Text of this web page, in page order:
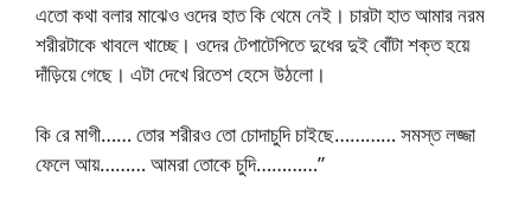
এতো কথা বলার মাঝেও ওদের হাত কি থেমে নেই। চারটা হাত আমার নরম
শরীরটাকে খাবলে খাচ্ছে। ওদের টেপাটেপিতে দুধের দুই বোঁটা শক্ত হয়ে
দাঁড়িয়ে গেছে। এটা দেখে রিতেশ হেসে উঠলো।
কি রে মাগী…… তোর শরীরও তো চোদাচুদি চাইছে………… সমস্ত লজ্জা
ফেলে আয়……… আমরা তোকে চুদি…………”